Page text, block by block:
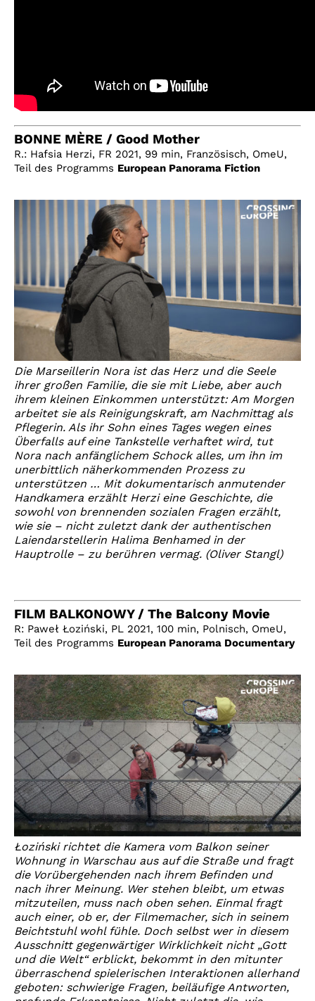
BONNE MÈRE / Good Mother
R.: Hafsia Herzi, FR 2021, 99 min, Französisch, OmeU,
Teil des Programms European Panorama Fiction
Die Marseillerin Nora ist das Herz und die Seele
ihrer großen Familie, die sie mit Liebe, aber auch
ihrem kleinen Einkommen unterstützt: Am Morgen
arbeitet sie als Reinigungskraft, am Nachmittag als
Pflegerin. Als ihr Sohn eines Tages wegen eines
Überfalls auf eine Tankstelle verhaftet wird, tut
Nora nach anfänglichem Schock alles, um ihn im
unerbittlich näherkommenden Prozess zu
unterstützen … Mit dokumentarisch anmutender
Handkamera erzählt Herzi eine Geschichte, die
sowohl von brennenden sozialen Fragen erzählt,
wie sie – nicht zuletzt dank der authentischen
Laiendarstellerin Halima Benhamed in der
Hauptrolle – zu berühren vermag. (Oliver Stangl)
FILM BALKONOWY / The Balcony Movie
R: Paweł Łoziński, PL 2021, 100 min, Polnisch, OmeU,
Teil des Programms European Panorama Documentary
Łoziński richtet die Kamera vom Balkon seiner
Wohnung in Warschau aus auf die Straße und fragt
die Vorübergehenden nach ihrem Befinden und
nach ihrer Meinung. Wer stehen bleibt, um etwas
mitzuteilen, muss nach oben sehen. Einmal fragt
auch einer, ob er, der Filmemacher, sich in seinem
Beichtstuhl wohl fühle. Doch selbst wer in diesem
Ausschnitt gegenwärtiger Wirklichkeit nicht „Gott
und die Welt“ erblickt, bekommt in den mitunter
überraschend spielerischen Interaktionen allerhand
geboten: schwierige Fragen, beiläufige Antworten,